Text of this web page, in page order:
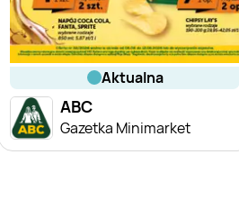
aktualna
ABC
Gazetka Minimarket